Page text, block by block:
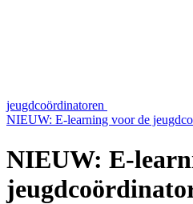
jeugdcoördinatoren
NIEUW: E-learning voor de
NIEUW: E-